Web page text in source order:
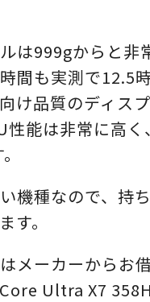
は999gからと非
間も実測で12.5
け品質のディス
性能は非常に高
機種なので、持
す。
メーカーからお借
Ultra X7